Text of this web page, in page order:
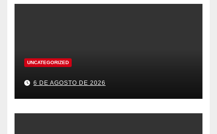
UNCATEGORIZED
6 DE AGOSTO DE 2026